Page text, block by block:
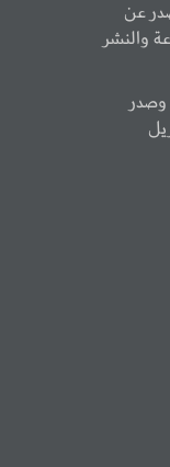
عن
والنشر